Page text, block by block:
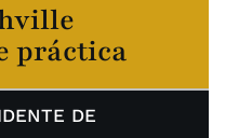
práctica
DE